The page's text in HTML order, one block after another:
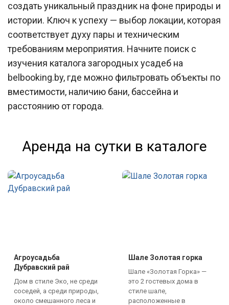
создать уникальный праздник на фоне природы и
истории. Ключ к успеху — выбор локации, которая
соответствует духу пары и техническим
требованиям мероприятия. Начните поиск с
изучения каталога загородных усадеб на
belbooking.by, где можно фильтровать объекты по
вместимости, наличию бани, бассейна и
расстоянию от города.
Аренда на сутки в каталоге
Агроусадьба
Дубравский рай
Дом в стиле Эко, не среди
соседей, а среди природы,
около смешанного леса и
Шале Золотая горка
Шале «Золотая Горка» —
это 2 гостевых дома в
стиле шале,
расположенные в